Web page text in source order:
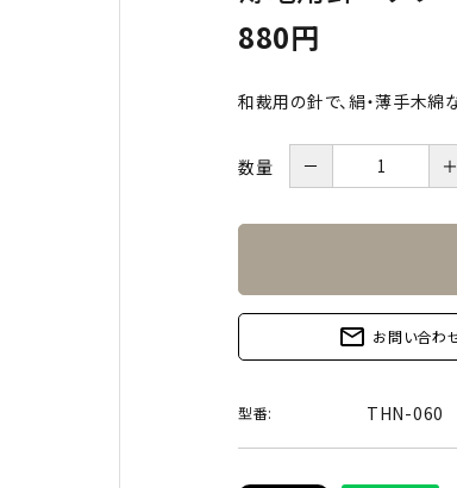
毛糸
ＡＱ
880円
和裁用の針で、絹・薄手木綿
数量 － ＋
mail_outline お問い合わ
型番: THN-060